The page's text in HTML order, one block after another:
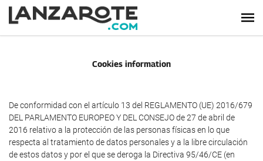
Cookies information
De conformidad con el artículo 13 del REGLAMENTO (UE) 2016/679
DEL PARLAMENTO EUROPEO Y DEL CONSEJO de 27 de abril de
2016 relativo a la protección de las personas físicas en lo que
respecta al tratamiento de datos personales y a la libre circulación
de estos datos y por el que se deroga la Directiva 95/46/CE (en